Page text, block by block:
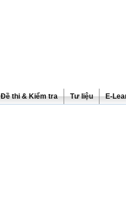
Đề thi & Kiểm tra Tư liệu E-